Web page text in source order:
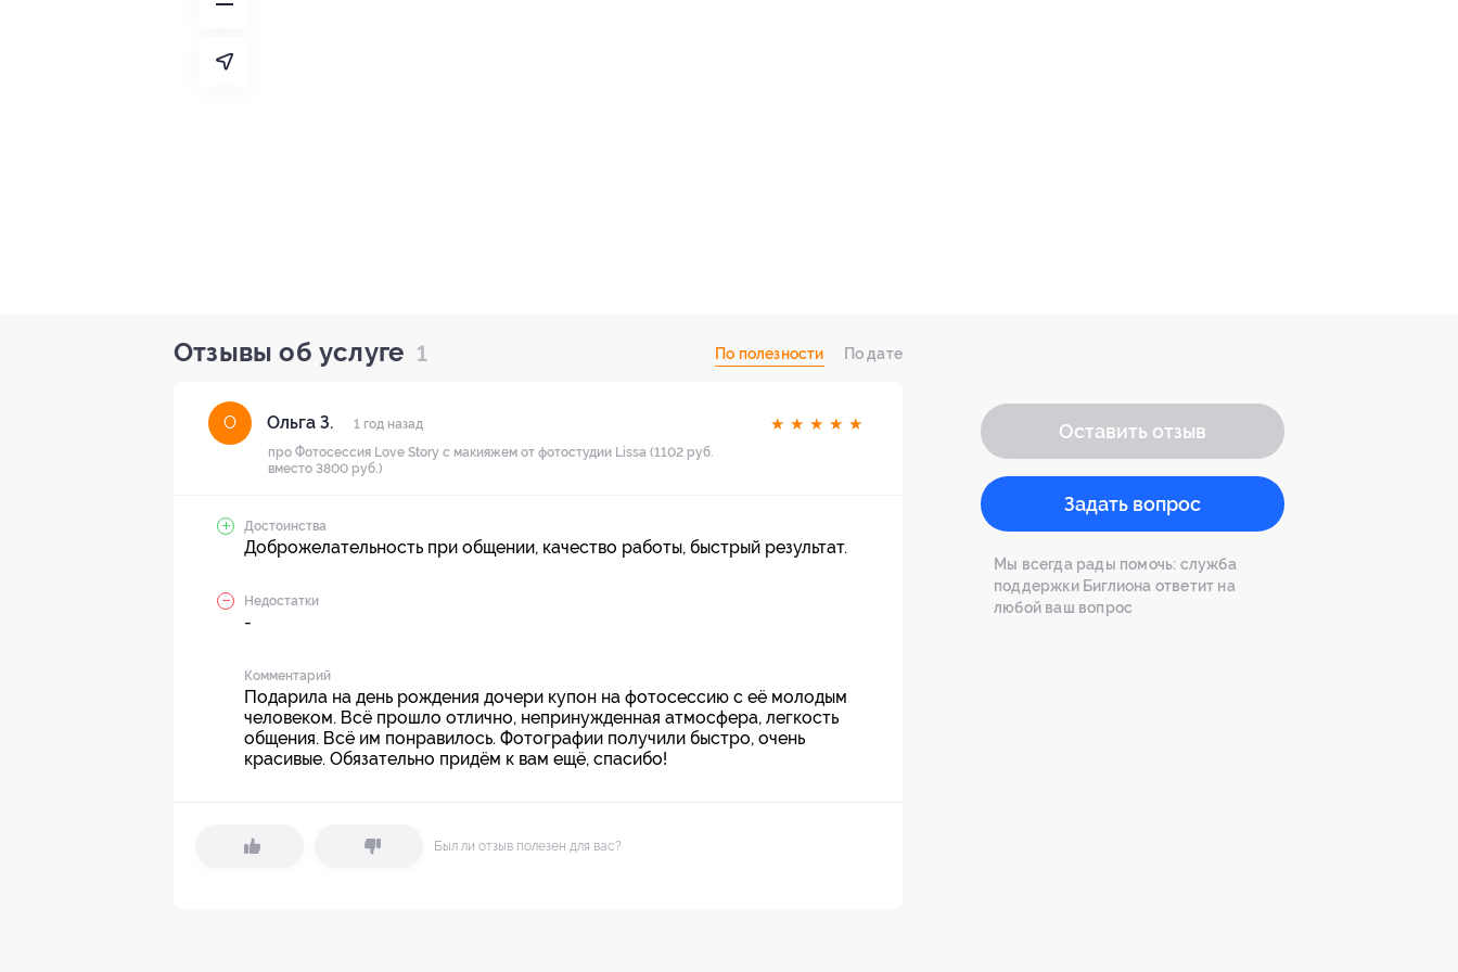
Отзывы об услуге 1 По полезности По дате
О Ольга З. 1 год назад ★ ★ ★ ★ ★
про Фотосессия Love Story с макияжем от фотостудии Lissa (1102 руб.
вместо 3800 руб.)
Достоинства
Доброжелательность при общении, качество работы, быстрый результат.
Недостатки
-
Комментарий
Подарила на день рождения дочери купон на фотосессию с её молодым
человеком. Всё прошло отлично, непринужденная атмосфера, легкость
общения. Всё им понравилось. Фотографии получили быстро, очень
красивые. Обязательно придём к вам ещё, спасибо!
Был ли отзыв полезен для вас?
Оставить отзыв
Задать вопрос
Мы всегда рады помочь: служба
поддержки Биглиона ответит на
любой ваш вопрос